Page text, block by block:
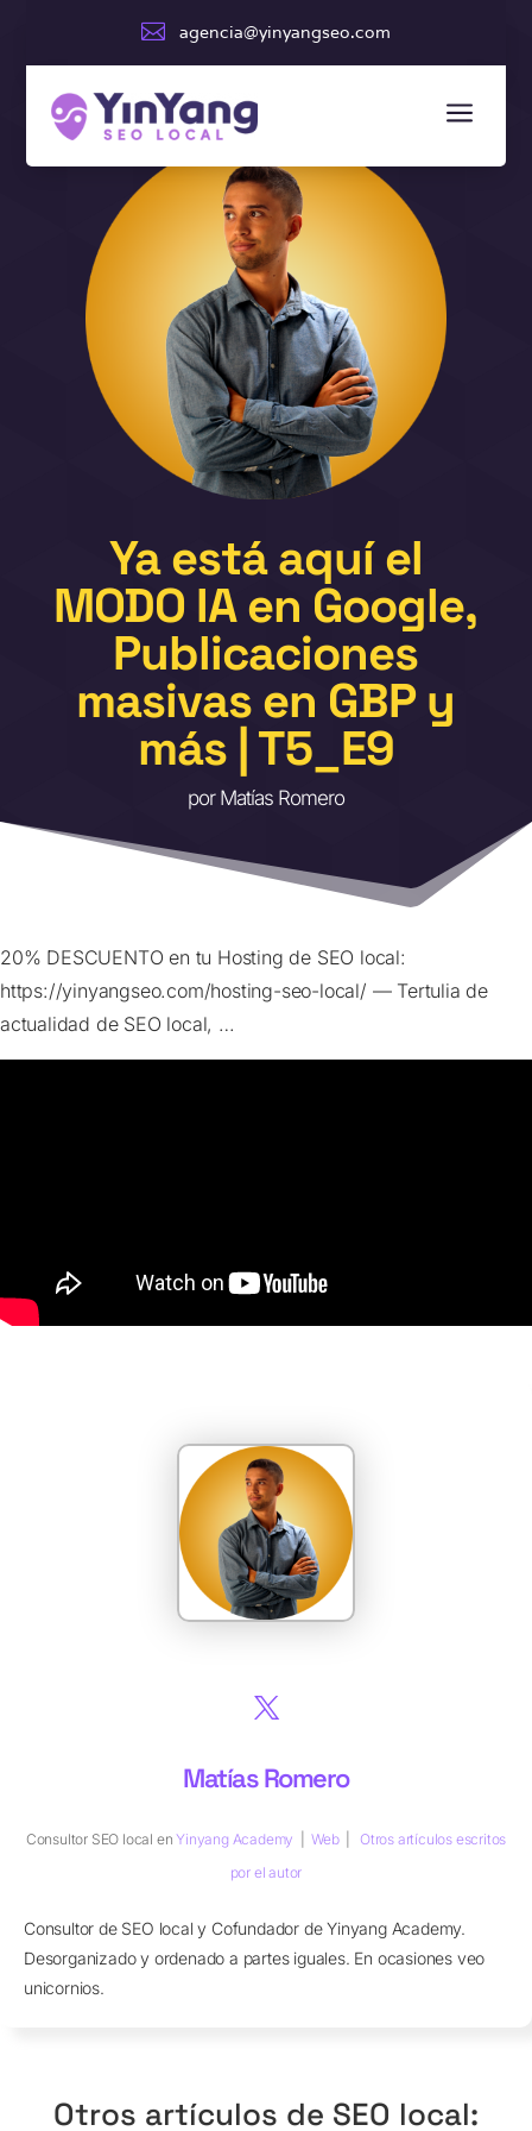
 agencia@yinyangseo.com
a
Ya está aquí el
MODO IA en Google,
Publicaciones
masivas en GBP y
más | T5_E9
por Matías Romero
20% DESCUENTO en tu Hosting de SEO local:
https://yinyangseo.com/hosting-seo-local/ — Tertulia de
actualidad de SEO local, …
Matías Romero
Consultor SEO local en Yinyang Academy Web
Otros artículos escritos
por el autor
Consultor de SEO local y Cofundador de Yinyang Academy.
Desorganizado y ordenado a partes iguales. En ocasiones veo
unicornios.
Otros artículos de SEO local: